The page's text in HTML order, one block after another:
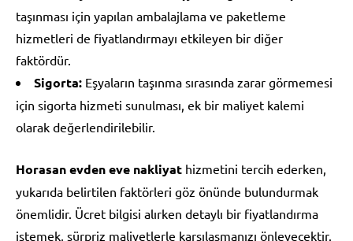
taşınması için yapılan ambalajlama ve paketleme
hizmetleri de fiyatlandırmayı etkileyen bir diğer
faktördür.
Sigorta: Eşyaların taşınma sırasında zarar görmemesi
için sigorta hizmeti sunulması, ek bir maliyet kalemi
olarak değerlendirilebilir.
Horasan evden eve nakliyat hizmetini tercih ederken,
yukarıda belirtilen faktörleri göz önünde bulundurmak
önemlidir. Ücret bilgisi alırken detaylı bir fiyatlandırma
istemek, sürpriz maliyetlerle karşılaşmanızı önleyecektir.